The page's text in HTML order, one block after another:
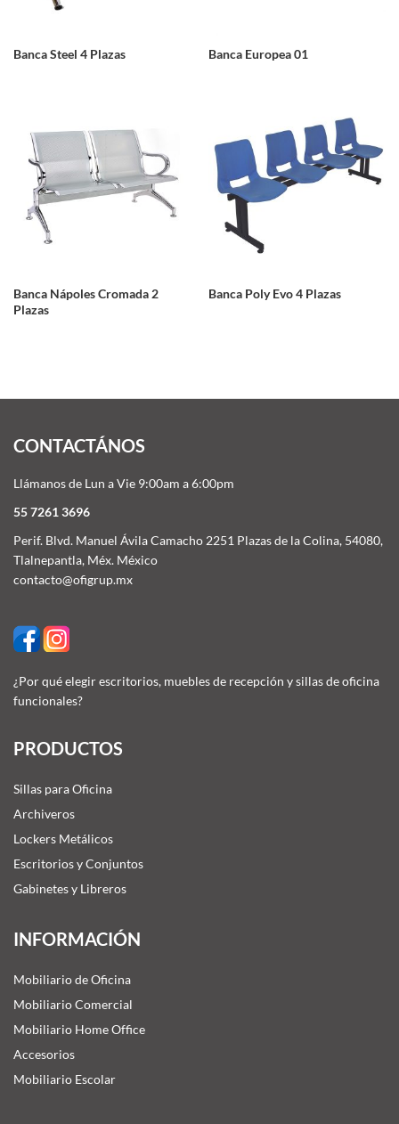
Banca Steel 4 Plazas Banca Europea 01
Banca Nápoles Cromada 2
Plazas
Banca Poly Evo 4 Plazas
CONTACTÁNOS
Llámanos de Lun a Vie 9:00am a 6:00pm
55 7261 3696
Perif. Blvd. Manuel Ávila Camacho 2251 Plazas de la Colina, 54080,
Tlalnepantla, Méx. México
contacto@ofigrup.mx
¿Por qué elegir escritorios, muebles de recepción y sillas de oficina
funcionales?
PRODUCTOS
Sillas para Oficina
Archiveros
Lockers Metálicos
Escritorios y Conjuntos
Gabinetes y Libreros
INFORMACIÓN
Mobiliario de Oficina
Mobiliario Comercial
Mobiliario Home Office
Accesorios
Mobiliario Escolar